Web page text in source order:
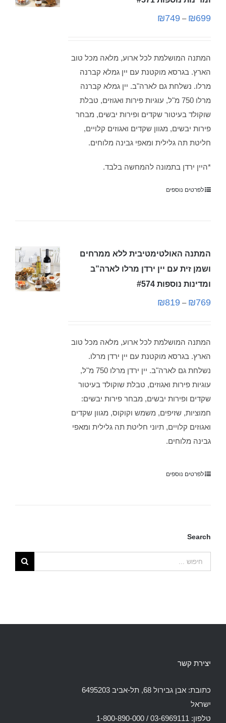
₪699
–
₪749
המתנה המושלמת לכל ארוע, מלאה מכל טוב
הארץ. בגרסא מוקטנת עם יין גמלא קברנה
מרלו. נשלחת גם לארה"ב. יין גמלא קברנה
מרלו 750 מ"ל, עוגיות פירות ואגוזים, טבלת
שוקולד בעיטור שקדים ופירות יבשים, מבחר
פירות יבשים, מגוון שקדים ואגוזים קלויים,
חליטת תה גלילית ומאפי גבינה מלוחים.
*היין ירדן בתמונה להמחשה בלבד.
לפרטים נוספים
המתנה האולטימטיבית ללא ממרחים
ושמן זית עם יין ירדן מרלו לארה”ב
ומדינות נוספות #574
₪769
–
₪819
המתנה המושלמת לכל ארוע, מלאה מכל טוב
הארץ. בגרסא מוקטנת עם יין ירדן מרלו.
נשלחת גם לארה"ב. יין ירדן מרלו 750 מ"ל,
עוגיות פירות ואגוזים, טבלת שוקולד בעיטור
שקדים ופירות יבשים, מבחר פירות יבשים:
חמוציות, שזיפים, משמש וקוקוס, מגוון שקדים
ואגוזים קלויים, תיוני חליטת תה גלילית ומאפי
גבינה מלוחים.
לפרטים נוספים
Search
יצירת קשר
כתובת: אבן גבירול 68, תל-אביב 6495203
ישראל
טלפון: 03-6969111 / 1-800-890-000